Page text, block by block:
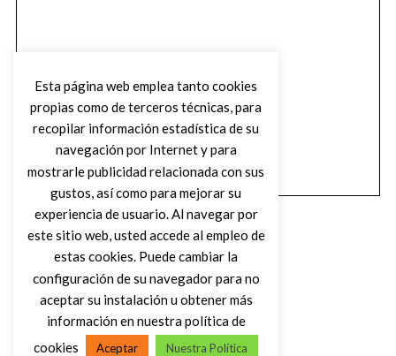
Esta página web emplea tanto cookies
propias como de terceros técnicas, para
recopilar información estadística de su
navegación por Internet y para
mostrarle publicidad relacionada con sus
gustos, así como para mejorar su
experiencia de usuario. Al navegar por
este sitio web, usted accede al empleo de
estas cookies. Puede cambiar la
configuración de su navegador para no
aceptar su instalación u obtener más
información en nuestra política de
cookies
Aceptar Nuestra Política